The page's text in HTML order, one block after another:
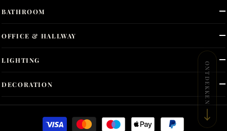
BATHROOM
OFFICE & HALLWAY
LIGHTING
DECORATION ONTDEKKEN